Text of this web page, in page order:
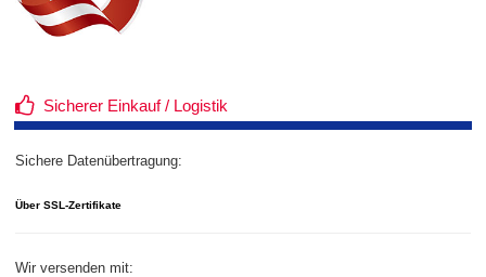
Sicherer Einkauf / Logistik
Sichere Datenübertragung:
Über SSL-Zertifikate
Wir versenden mit: